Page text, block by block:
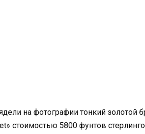
на фотографии тонкий золотой
стоимостью 5800 фунтов